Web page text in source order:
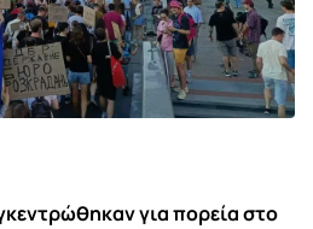
για πορεία στο